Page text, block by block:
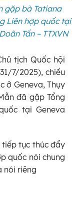
gặp bà Tatiana
Liên hợp quốc tại
Tấn – TTXVN
tịch Quốc hội
7/2025), chiều
ở Geneva, Thụy
đã gặp Tổng
tại Geneva
tiếp tục thúc đẩy
quốc nói chung
nói riêng